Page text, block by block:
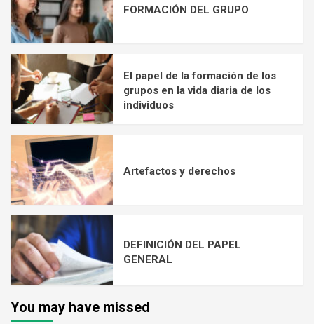
FORMACIÓN DEL GRUPO
El papel de la formación de los
grupos en la vida diaria de los
individuos
Artefactos y derechos
DEFINICIÓN DEL PAPEL
GENERAL
You may have missed